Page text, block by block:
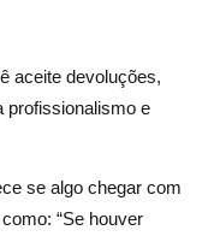
aceite devoluções,
profissionalismo e
se algo chegar com
“Se houver